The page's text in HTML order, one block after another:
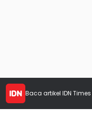
Baca artikel IDN Times